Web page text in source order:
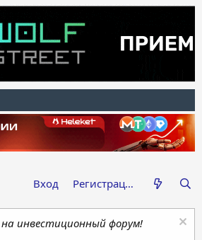
Вход Регистрация
инвестиционный форум!